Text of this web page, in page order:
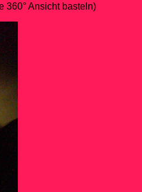
360° Ansicht basteln)